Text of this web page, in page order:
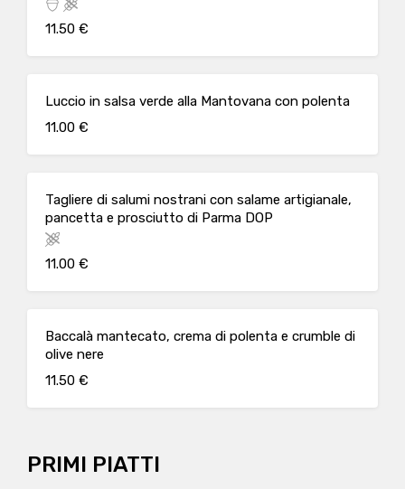
11.50 €
Luccio in salsa verde alla Mantovana con polenta
11.00 €
Tagliere di salumi nostrani con salame artigianale,
pancetta e prosciutto di Parma DOP
11.00 €
Baccalà mantecato, crema di polenta e crumble di
olive nere
11.50 €
PRIMI PIATTI